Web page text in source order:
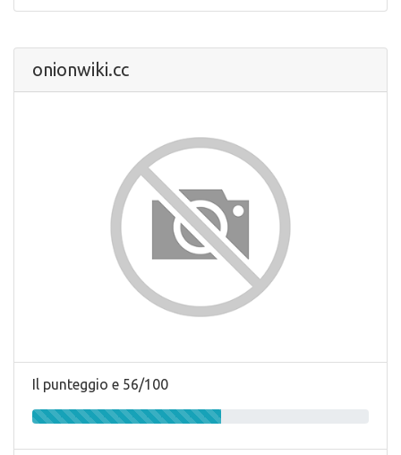
onionwiki.cc
Il punteggio e 56/100